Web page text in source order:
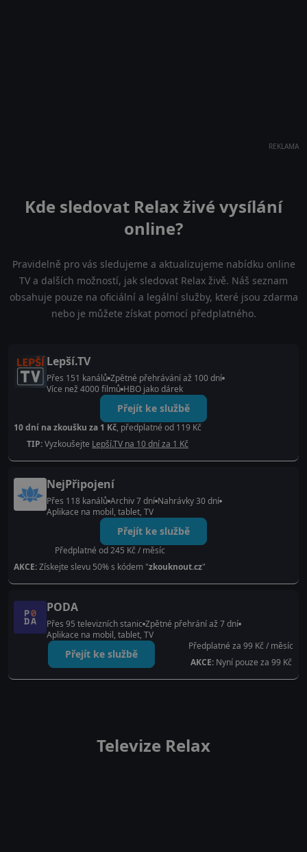
REKLAMA
Kde sledovat Relax živé vysílání
online?
Pravidelně pro vás sledujeme a aktualizujeme nabídku online
TV a dalších možností, jak sledovat Relax živě. Náš seznam
obsahuje pouze na oficiální a legální služby, které jsou zdarma
nebo je můžete získat pomocí předplatného.
Lepší.TV
Přes 151 kanálů Zpětné přehrávání až 100 dní
Více než 4000 filmů HBO jako dárek
Přejít ke službě
10 dní na zkoušku za 1 Kč, předplatné od 119 Kč
TIP:Vyzkoušejte Lepší.TV na 10 dní za 1 Kč
NejPřipojení
Přes 118 kanálů Archiv 7 dní Nahrávky 30 dní
Aplikace na mobil, tablet, TV
Přejít ke službě
Předplatné od 245 Kč / měsíc
AKCE:Získejte slevu 50% s kódem "zkouknout.cz"
PODA
Přes 95 televizních stanic Zpětné přehrání až 7 dní
Aplikace na mobil, tablet, TV
Přejít ke službě
Předplatné za 99 Kč / měsíc
AKCE:Nyní pouze za 99 Kč
Televize Relax